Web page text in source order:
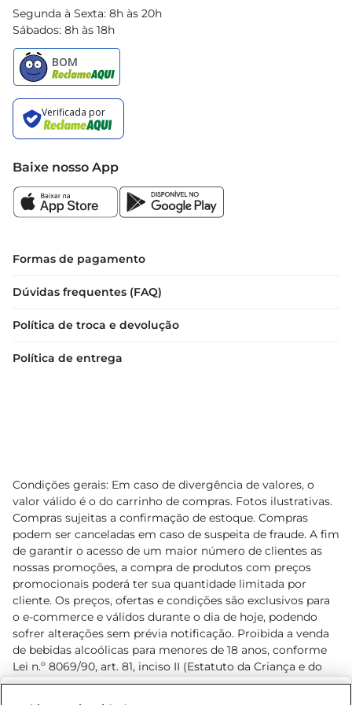
Segunda à Sexta: 8h às 20h
Sábados: 8h às 18h
Baixe nosso App
Formas de pagamento
Dúvidas frequentes (FAQ)
Política de troca e devolução
Política de entrega
Condições gerais: Em caso de divergência de valores, o
valor válido é o do carrinho de compras. Fotos ilustrativas.
Compras sujeitas a confirmação de estoque. Compras
podem ser canceladas em caso de suspeita de fraude. A fim
de garantir o acesso de um maior número de clientes as
nossas promoções, a compra de produtos com preços
promocionais poderá ter sua quantidade limitada por
cliente. Os preços, ofertas e condições são exclusivos para
o e-commerce e válidos durante o dia de hoje, podendo
sofrer alterações sem prévia notificação. Proibida a venda
de bebidas alcoólicas para menores de 18 anos, conforme
Lei n.º 8069/90, art. 81, inciso II (Estatuto da Criança e do
Adolescente). Preços e condições exclusivos para o